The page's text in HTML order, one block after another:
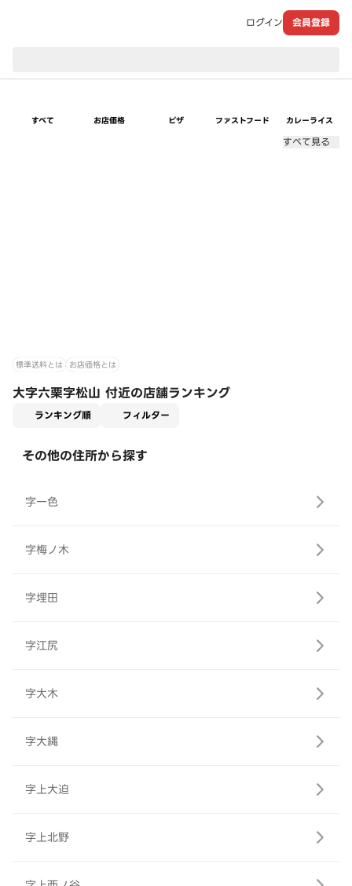
ログイン 会員登録
すべて お店価格 ピザ ファストフード カレーライス
すべて見る
標準送料とは お店価格とは
大字六栗字松山 付近の店舗ランキング
ランキング順 フィルター
その他の住所から探す
字一色
字梅ノ木
字埋田
字江尻
字大木
字大縄
字上大迫
字上北野